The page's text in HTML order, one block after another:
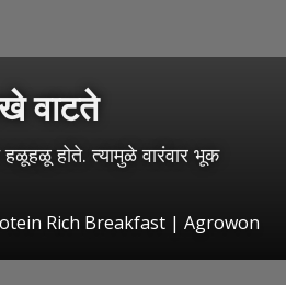
वाटते
हळूहळू होते. त्यामुळे वारंवार भूक
Rich Breakfast | Agrowon